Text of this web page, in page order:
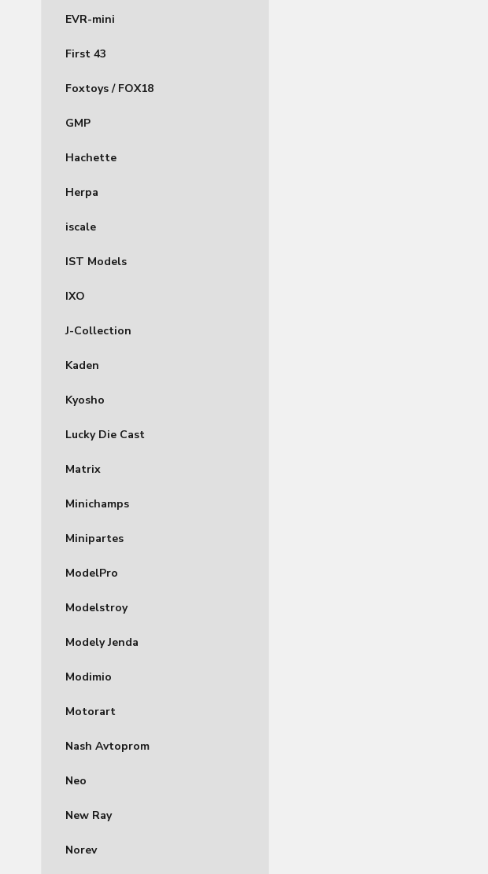
EVR-mini
First 43
Foxtoys / FOX18
GMP
Hachette
Herpa
iscale
IST Models
IXO
J-Collection
Kaden
Kyosho
Lucky Die Cast
Matrix
Minichamps
Minipartes
ModelPro
Modelstroy
Modely Jenda
Modimio
Motorart
Nash Avtoprom
Neo
New Ray
Norev